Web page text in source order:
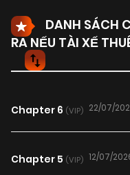
DANH SÁCH
RA NẾU TÀI XẾ
Chapter 6 (VIP) 22/07/
Chapter 5 (VIP) 12/07/